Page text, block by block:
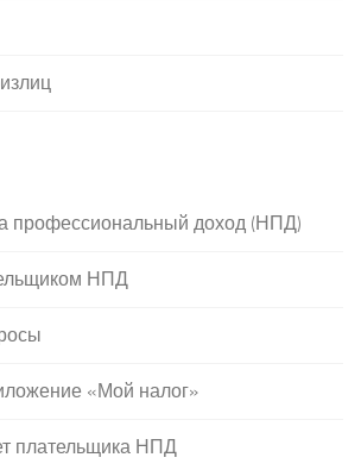
профессиональный доход (НПД)
НПД
«Мой налог»
плательщика НПД